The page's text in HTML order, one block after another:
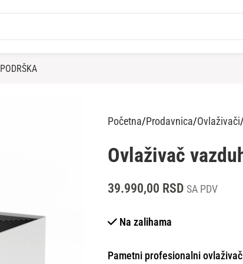
PODRŠKA
Početna Prodavnica Ovlaživači
Ovlaživač
39.990,00 RSD SA PDV
Na zalihama
Pametni profesionalni